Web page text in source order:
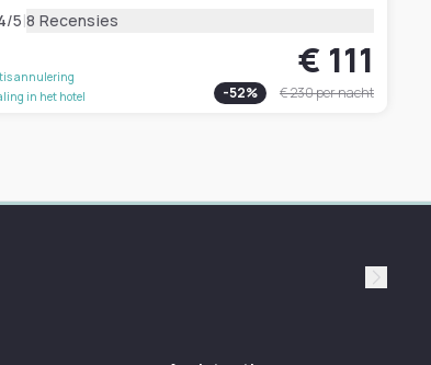
/5|8 Recensies
annulering
in het hotel
€ 111
-52% € 230per nacht